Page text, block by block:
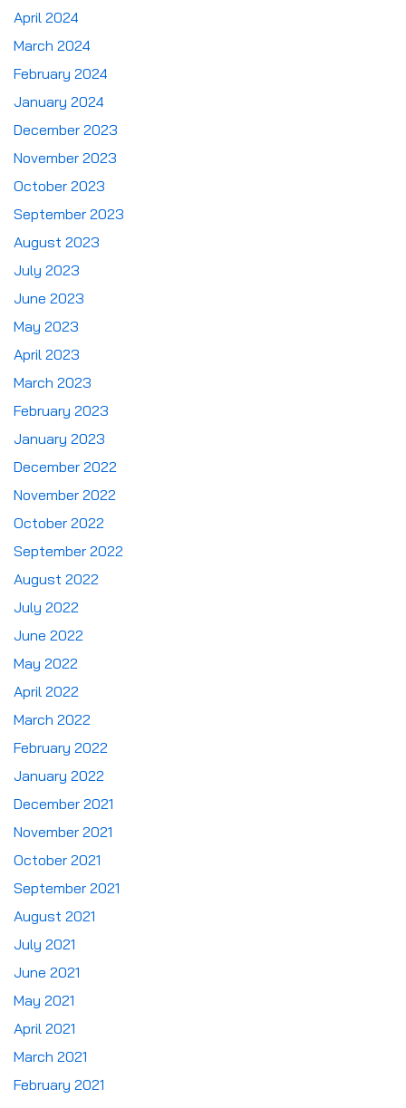
April 2024
March 2024
February 2024
January 2024
December 2023
November 2023
October 2023
September 2023
August 2023
July 2023
June 2023
May 2023
April 2023
March 2023
February 2023
January 2023
December 2022
November 2022
October 2022
September 2022
August 2022
July 2022
June 2022
May 2022
April 2022
March 2022
February 2022
January 2022
December 2021
November 2021
October 2021
September 2021
August 2021
July 2021
June 2021
May 2021
April 2021
March 2021
February 2021